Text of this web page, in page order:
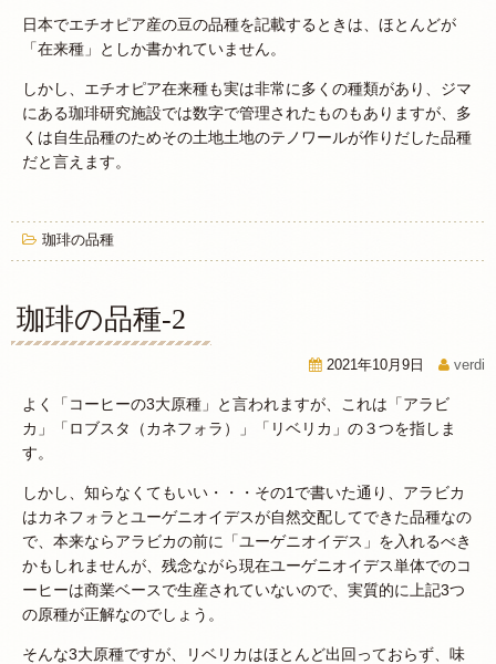
日本でエチオピア産の豆の品種を記載するときは、ほとんどが
「在来種」としか書かれていません。
しかし、エチオピア在来種も実は非常に多くの種類があり、ジマ
にある珈琲研究施設では数字で管理されたものもありますが、多
くは自生品種のためその土地土地のテノワールが作りだした品種
だと言えます。
珈琲の品種
珈琲の品種-2
2021年10月9日 verdi
よく「コーヒーの3大原種」と言われますが、これは「アラビ
カ」「ロブスタ（カネフォラ）」「リベリカ」の３つを指しま
す。
しかし、知らなくてもいい・・・その1で書いた通り、アラビカ
はカネフォラとユーゲニオイデスが自然交配してできた品種なの
で、本来ならアラビカの前に「ユーゲニオイデス」を入れるべき
かもしれませんが、残念ながら現在ユーゲニオイデス単体でのコ
ーヒーは商業ベースで生産されていないので、実質的に上記3つ
の原種が正解なのでしょう。
そんな3大原種ですが、リベリカはほとんど出回っておらず、味